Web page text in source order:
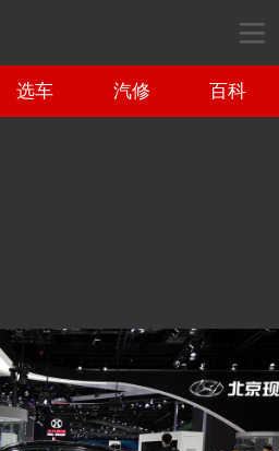
选车 汽修 百科